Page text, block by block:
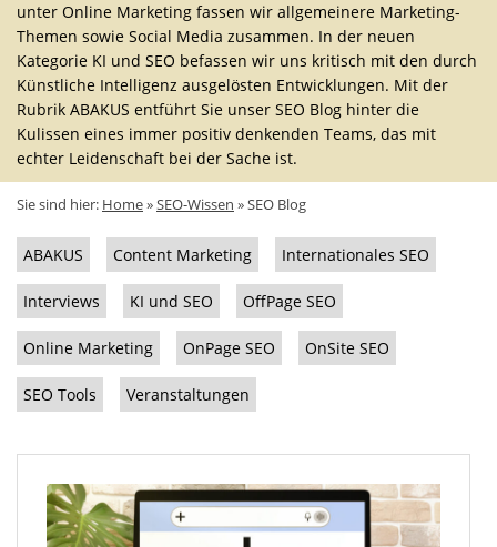
unter Online Marketing fassen wir allgemeinere Marketing-
Themen sowie Social Media zusammen. In der neuen
Kategorie KI und SEO befassen wir uns kritisch mit den durch
Künstliche Intelligenz ausgelösten Entwicklungen. Mit der
Rubrik ABAKUS entführt Sie unser SEO Blog hinter die
Kulissen eines immer positiv denkenden Teams, das mit
echter Leidenschaft bei der Sache ist.
Sie sind hier: Home»SEO-Wissen »SEO Blog
ABAKUS Content Marketing Internationales SEO
Interviews KI und SEO OffPage SEO
Online Marketing OnPage SEO OnSite SEO
SEO Tools Veranstaltungen